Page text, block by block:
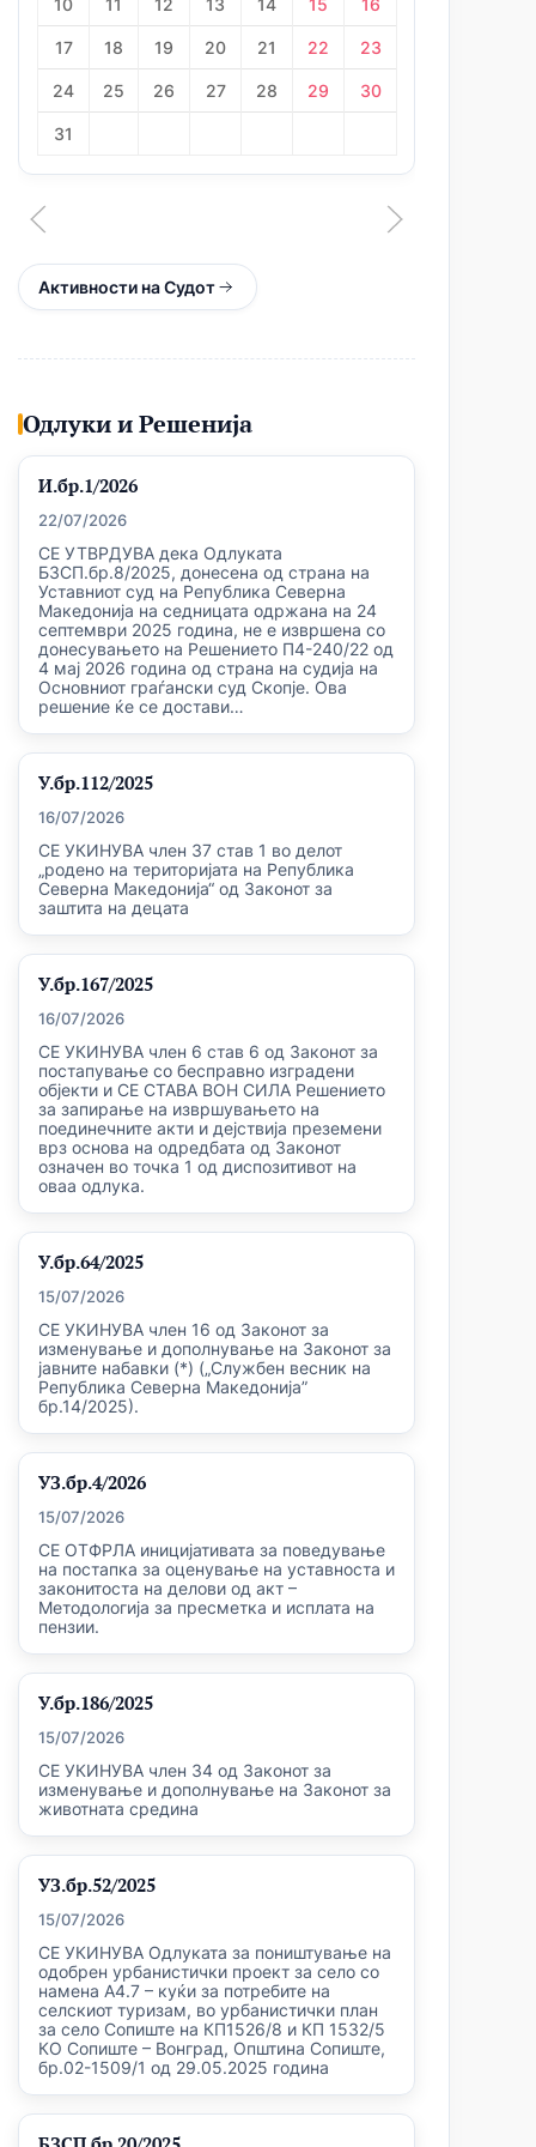
10 11 12 13 14 15 16
17 18 19 20 21 22 23
24 25 26 27 28 29 30
31
Активности на Судот
Одлуки и Решенија
И.бр.1/2026
22/07/2026
СЕ УТВРДУВА дека Одлуката
БЗСП.бр.8/2025, донесена од страна на
Уставниот суд на Република Северна
Македонија на седницата одржана на 24
септември 2025 година, не е извршена со
донесувањето на Решението П4-240/22 од
4 мај 2026 година од страна на судија на
Основниот граѓански суд Скопје. Ова
решение ќе се достави…
У.бр.112/2025
16/07/2026
СЕ УКИНУВА член 37 став 1 во делот
„родено на територијата на Република
Северна Македонија“ од Законот за
заштита на децата
У.бр.167/2025
16/07/2026
СЕ УКИНУВА член 6 став 6 од Законот за
постапување со бесправно изградени
објекти и СЕ СТАВА ВОН СИЛА Решението
за запирање на извршувањето на
поединечните акти и дејствија преземени
врз основа на одредбата од Законот
означен во точка 1 од диспозитивот на
оваа одлука.
У.бр.64/2025
15/07/2026
СЕ УКИНУВА член 16 од Законот за
изменување и дополнување на Законот за
јавните набавки (*) („Службен весник на
Република Северна Македонија”
бр.14/2025).
УЗ.бр.4/2026
15/07/2026
СЕ ОТФРЛА иницијативата за поведување
на постапка за оценување на уставноста и
законитоста на делови од акт –
Методологија за пресметка и исплата на
пензии.
У.бр.186/2025
15/07/2026
СЕ УКИНУВА член 34 од Законот за
изменување и дополнување на Законот за
животната средина
УЗ.бр.52/2025
15/07/2026
СЕ УКИНУВА Одлуката за поништување на
одобрен урбанистички проект за село со
намена А4.7 – куќи за потребите на
селскиот туризам, во урбанистички план
за село Сопиште на КП1526/8 и КП 1532/5
КО Сопиште – Вонград, Општина Сопиште,
бр.02-1509/1 од 29.05.2025 година